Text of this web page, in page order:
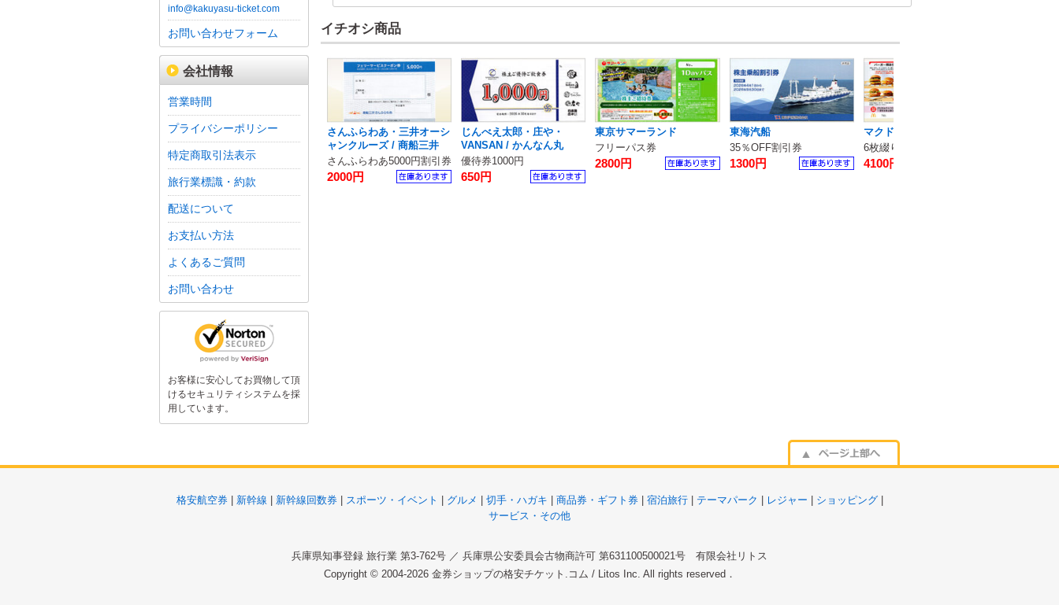
イチオシ商品
さんふらわあ・三井オーシ
ャンクルーズ / 商船三井
さんふらわあ5000円割引券
2000円
じんべえ太郎・庄や・
VANSAN / かんなん丸
優待券1000円
650円
東京サマーランド
フリーパス券
2800円
東海汽船
35％OFF割引券
1300円
マクドナルド
4100円
info@kakuyasu-ticket.com
お問い合わせフォーム
会社情報
営業時間
プライバシーポリシー
特定商取引法表示
旅行業標識・約款
配送について
お支払い方法
よくあるご質問
お問い合わせ
お客様に安心してお買物して頂
けるセキュリティシステムを採
用しています。
格安航空券 新幹線 新幹線回数券 スポーツ・イベント グルメ 切手・ハガキ 商品券・ギフト券 宿泊旅行 テーマパーク レジャー ショッピング
サービス・その他
兵庫県知事登録 旅行業 第3-762号 ／ 兵庫県公安委員会古物商許可 第631100500021号 有限会社リトス
Copyright © 2004-2026 金券ショップの格安チケット.コム / Litos Inc. All rights reserved．